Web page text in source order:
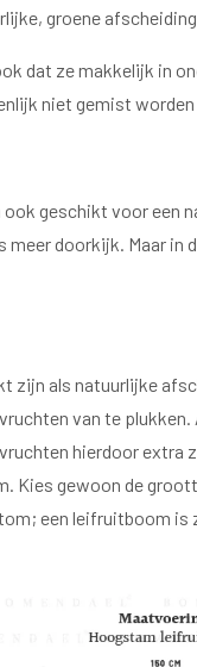
groene
dat ze makkelijk in
niet gemist
ook geschikt voor een
doorkijk. Maar in
zijn als natuurlijke
van te plukken.
hierdoor extra
Kies gewoon de
een leifruitboom is